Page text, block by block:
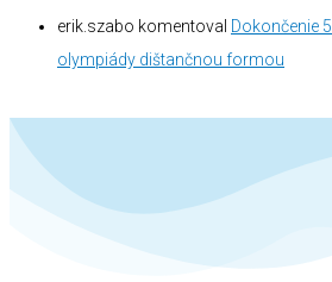
erik.szabo komentoval Dokončenie
olympiády dištančnou formou